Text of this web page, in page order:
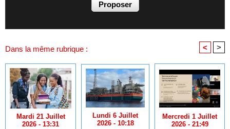
Dans la même rubrique : < >
Mardi 21 Juillet
2026 - 13:31
Lundi 6 Juillet
2026 - 10:18
Mercredi 1 Juillet
2026 - 21:49